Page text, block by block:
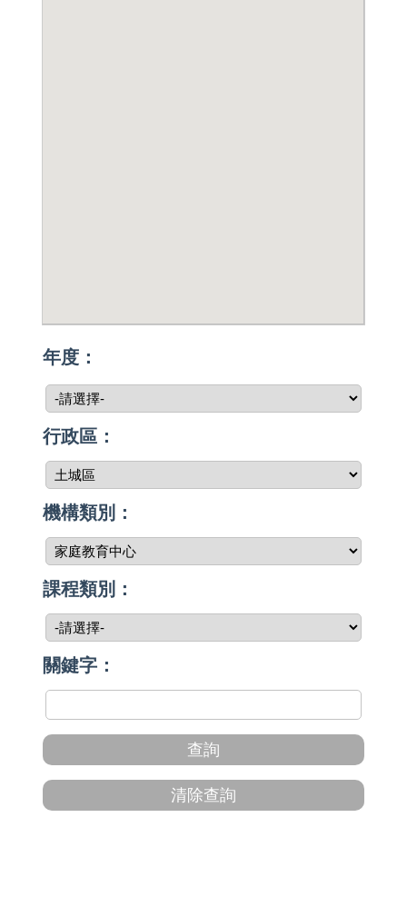
年度：
行政區：
機構類別：
課程類別：
關鍵字：